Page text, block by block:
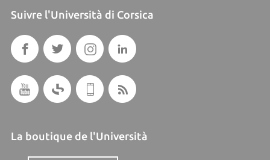
Suivre l'Università di Corsica
La boutique de l'Università